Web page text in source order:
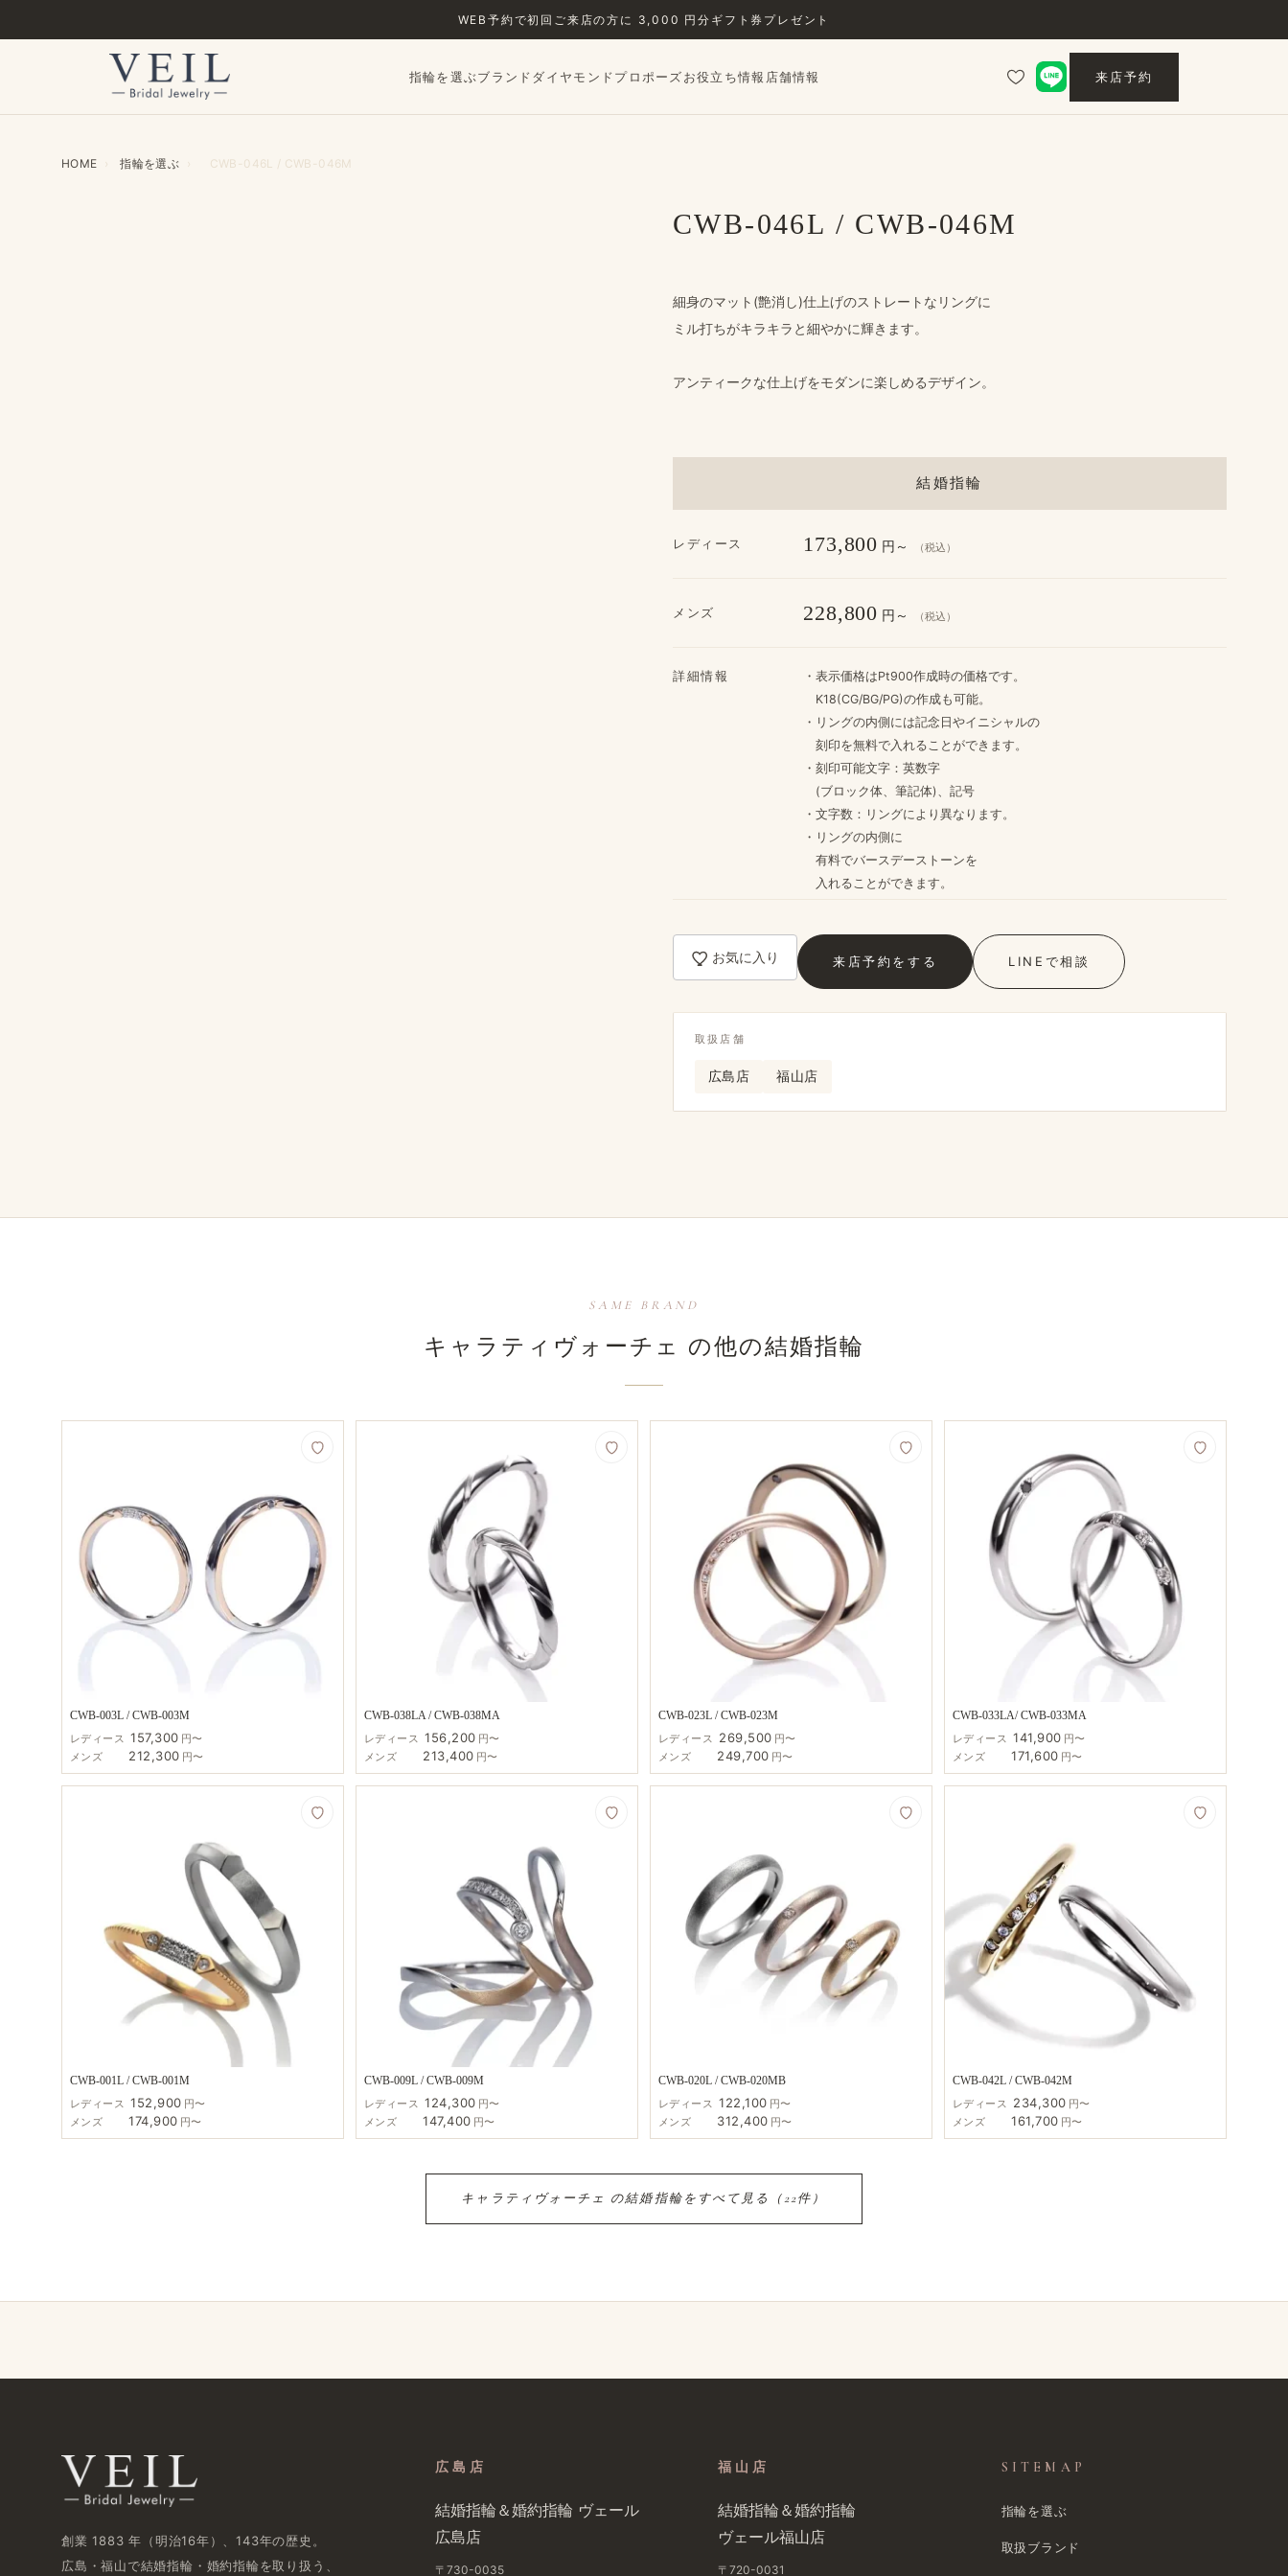
WEB予約で​初回ご来店の​方に​ 3,000 円分ギフト券プレゼント
指輪を選ぶブランドダイヤモンドプロポーズお役立ち情報 店舗情報 来店予約
HOME › 指輪を​選ぶ › CWB-046L / CWB-046M
CWB-046L / CWB-046M
取扱店舗
広島店 福山店
結婚指輪
レディース 173,800 円～ （税込）
メンズ 228,800 円～ （税込）
詳細情報
・​表示価格は​Pt900作成時の​価格です。
K18(CG/BG/PG)の​作成も​可能。
・リングの​内側には​記念日や​イニシャルの
刻印を​無料で​入れる​ことができます。
・​刻印可能文字：英数字
(ブロック体、​筆記体)、​記号
・文字数：リングに​より​異なります。
・リングの​内側に
​有料で​バースデーストーンを
入れる​ことができます。​
細身の​マット(艶消し)仕上げの​ストレートな​リングに
ミル打ちが​キラキラと​細やかに​輝きます。
アンティークな仕上げを​モダンに​楽しめる​デザイン。
お気に入り 来店予約を​する LINEで​相談
SAME BRAND
キャラティヴォーチェ の​他の​結婚​指輪
CWB-003L / CWB-003M
レディース 157,300 円〜
メンズ
212,300 円〜
CWB-038LA / CWB-038MA
レディース 156,200 円〜
メンズ
213,400 円〜
CWB-023L / CWB-023M
レディース 269,500 円〜
メンズ
249,700 円〜
CWB-033LA/ CWB-033MA
レディース 141,900 円〜
メンズ
171,600 円〜
CWB-001L / CWB-001M
レディース 152,900 円〜
メンズ
174,900 円〜
CWB-009L / CWB-009M
レディース 124,300 円〜
メンズ
147,400 円〜
CWB-020L / CWB-020MB
レディース 122,100 円〜
メンズ
312,400 円〜
CWB-042L / CWB-042M
レディース 234,300 円〜
メンズ
161,700 円〜
キャラティヴォーチェ の​結婚​指輪を​すべて​見る​（22件）
創業 1883 年​（明治16年）、​143年の​歴史。
広島・福山で​結婚指輪・婚約指輪を​取り扱う、​
広島店
結婚​指輪＆婚約指輪 ヴェール​
広島店
〒730-0035
福山店
結婚​指輪＆婚約指輪
ヴェール福山店
〒720-0031
SITEMAP
指輪を選ぶ
取扱ブランド